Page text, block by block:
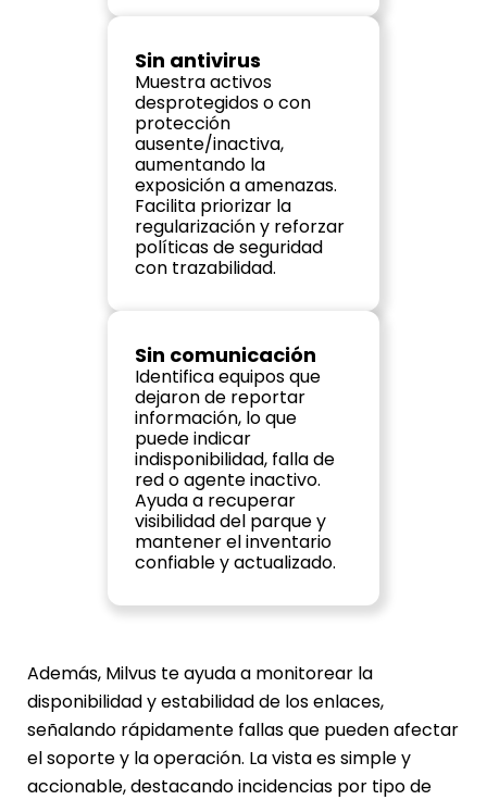
Sin antivirus
Muestra activos
desprotegidos o con
protección
ausente/inactiva,
aumentando la
exposición a amenazas.
Facilita priorizar la
regularización y reforzar
políticas de seguridad
con trazabilidad.
Sin comunicación
Identifica equipos que
dejaron de reportar
información, lo que
puede indicar
indisponibilidad, falla de
red o agente inactivo.
Ayuda a recuperar
visibilidad del parque y
mantener el inventario
confiable y actualizado.
Además, Milvus te ayuda a monitorear la
disponibilidad y estabilidad de los enlaces,
señalando rápidamente fallas que pueden afectar
el soporte y la operación. La vista es simple y
accionable, destacando incidencias por tipo de